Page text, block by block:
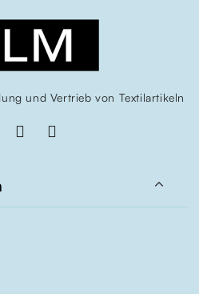
und Vertrieb von Textilartikeln
